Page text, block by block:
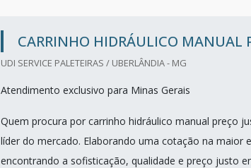
CARRINHO HIDRÁULICO MANUAL
UDI SERVICE PALETEIRAS / UBERLÂNDIA - MG
Atendimento exclusivo para Minas Gerais
Quem procura por carrinho hidráulico manual preço
líder do mercado. Elaborando uma cotação na maior
encontrando a sofisticação, qualidade e preço justo